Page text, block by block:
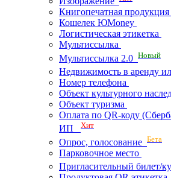
Книгопечатная продукция
Кошелек ЮMoney
Логистическая этикетка
Мультиссылка
Мультиссылка 2.0 Новый
Недвижимость в аренду
Номер телефона
Объект культурного
Объект туризма
Оплата по QR-коду
ИП Хит
Опрос, голосование Бета
Парковочное место
Пригласительный билет/